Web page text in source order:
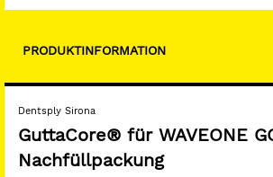
PRODUKTINFORMATION
Dentsply Sirona
GuttaCore® für WAVEONE
Nachfüllpackung